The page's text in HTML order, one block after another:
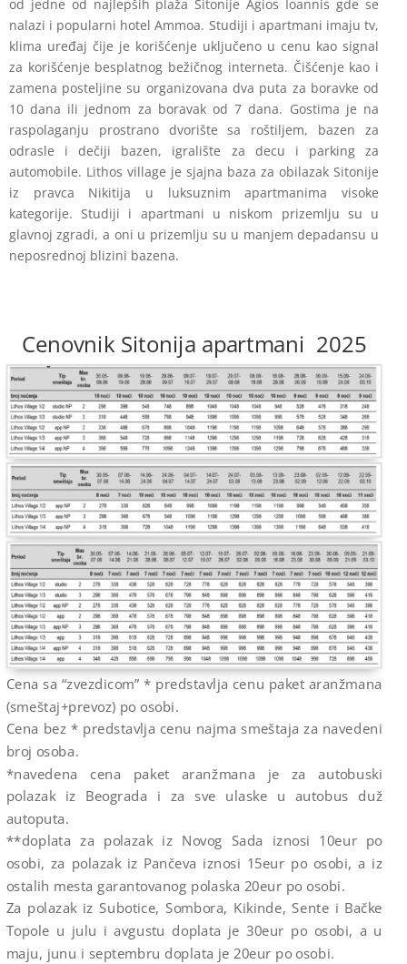
od jedne od najlepših plaža Sitonije Agios Ioannis gde se
nalazi i popularni hotel Ammoa. Studiji i apartmani imaju tv,
klima uređaj čije je korišćenje uključeno u cenu kao signal
za korišćenje besplatnog bežičnog interneta. Čišćenje kao i
zamena posteljine su organizovana dva puta za boravke od
10 dana ili jednom za boravak od 7 dana. Gostima je na
raspolaganju prostrano dvorište sa roštiljem, bazen za
odrasle i dečiji bazen, igralište za decu i parking za
automobile. Lithos village je sjajna baza za obilazak Sitonije
iz pravca Nikitija u luksuznim apartmanima visoke
kategorije. Studiji i apartmani u niskom prizemlju su u
glavnoj zgradi, a oni u prizemlju su u manjem depadansu u
neposrednoj blizini bazena.
Cenovnik Sitonija apartmani 2025
Cena sa “zvezdicom” * predstavlja cenu paket aranžmana
(smeštaj+prevoz) po osobi.
Cena bez * predstavlja cenu najma smeštaja za navedeni
broj osoba.
*navedena cena paket aranžmana je za autobuski
polazak iz Beograda i za sve ulaske u autobus duž
autoputa.
**doplata za polazak iz Novog Sada iznosi 10eur po
osobi, za polazak iz Pančeva iznosi 15eur po osobi, a iz
ostalih mesta garantovanog polaska 20eur po osobi.
Za polazak iz Subotice, Sombora, Kikinde, Sente i Bačke
Topole u julu i avgustu doplata je 30eur po osobi, a u
maju, junu i septembru doplata je 20eur po osobi.